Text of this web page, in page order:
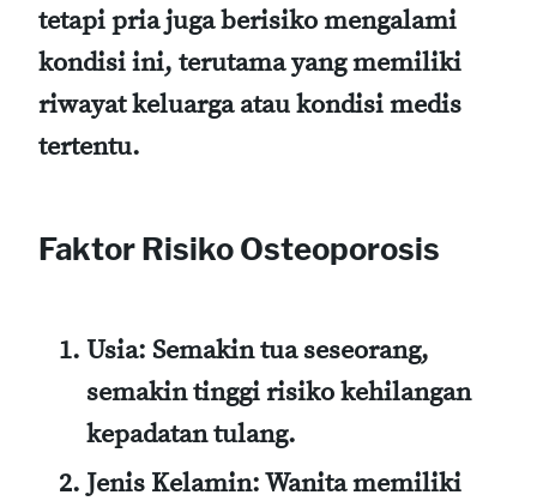
tetapi pria juga berisiko mengalami
kondisi ini, terutama yang memiliki
riwayat keluarga atau kondisi medis
tertentu.
Faktor Risiko Osteoporosis
Usia: Semakin tua seseorang,
semakin tinggi risiko kehilangan
kepadatan tulang.
Jenis Kelamin: Wanita memiliki